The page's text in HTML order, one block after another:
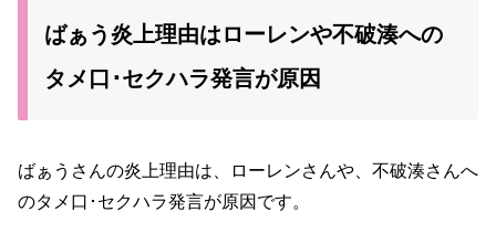
ばぁう炎上理由はローレンや不破湊への
タメ口･セクハラ発言が原因
ばぁうさんの炎上理由は、ローレンさんや、不破湊さんへ
のタメ口･セクハラ発言が原因です。